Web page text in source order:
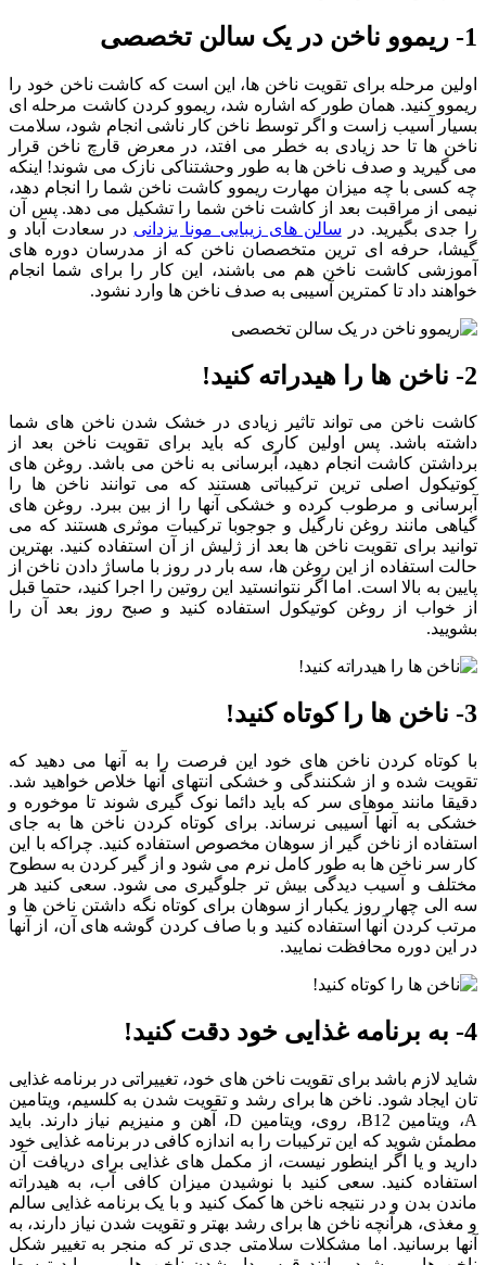
1- ریموو ناخن در یک سالن تخصصی
اولین مرحله برای تقویت ناخن ها، این است که کاشت ناخن خود را
ریموو کنید. همان طور که اشاره شد، ریموو کردن کاشت مرحله ای
بسیار آسیب زاست و اگر توسط ناخن کار ناشی انجام شود، سلامت
ناخن ها تا حد زیادی به خطر می افتد، در معرض قارچ ناخن قرار
می گیرید و صدف ناخن ها به طور وحشتناکی نازک می شوند! اینکه
چه کسی با چه میزان مهارت ریموو کاشت ناخن شما را انجام دهد،
نیمی از مراقبت بعد از کاشت ناخن شما را تشکیل می دهد. پس آن
را جدی بگیرید. در سالن های زیبایی مونا یزدانی در سعادت آباد و
گیشا، حرفه ای ترین متخصصان ناخن که از مدرسان دوره های
آموزشی کاشت ناخن هم می باشند، این کار را برای شما انجام
خواهند داد تا کمترین آسیبی به صدف ناخن ها وارد نشود.
2- ناخن ها را هیدراته کنید!
کاشت ناخن می تواند تاثیر زیادی در خشک شدن ناخن های شما
داشته باشد. پس اولین کاری که باید برای تقویت ناخن بعد از
برداشتن کاشت انجام دهید، آبرسانی به ناخن می باشد. روغن های
کوتیکول اصلی ترین ترکیباتی هستند که می توانند ناخن ها را
آبرسانی و مرطوب کرده و خشکی آنها را از بین ببرد. روغن های
گیاهی مانند روغن نارگیل و جوجوبا ترکیبات موثری هستند که می
توانید برای تقویت ناخن ها بعد از ژلیش از آن استفاده کنید. بهترین
حالت استفاده از این روغن ها، سه بار در روز با ماساژ دادن ناخن از
پایین به بالا است. اما اگر نتوانستید این روتین را اجرا کنید، حتما قبل
از خواب از روغن کوتیکول استفاده کنید و صبح روز بعد آن را
بشویید.
3- ناخن ها را کوتاه کنید!
با کوتاه کردن ناخن های خود این فرصت را به آنها می دهید که
تقویت شده و از شکنندگی و خشکی انتهای آنها خلاص خواهید شد.
دقیقا مانند موهای سر که باید دائما نوک گیری شوند تا موخوره و
خشکی به آنها آسیبی نرساند. برای کوتاه کردن ناخن ها به جای
استفاده از ناخن گیر از سوهان مخصوص استفاده کنید. چراکه با این
کار سر ناخن ها به طور کامل نرم می شود و از گیر کردن به سطوح
مختلف و آسیب دیدگی بیش تر جلوگیری می شود. سعی کنید هر
سه الی چهار روز یکبار از سوهان برای کوتاه نگه داشتن ناخن ها و
مرتب کردن آنها استفاده کنید و با صاف کردن گوشه های آن، از آنها
در این دوره محافظت نمایید.
4- به برنامه غذایی خود دقت کنید!
شاید لازم باشد برای تقویت ناخن های خود، تغییراتی در برنامه غذایی
تان ایجاد شود. ناخن ها برای رشد و تقویت شدن به کلسیم، ویتامین
A، ویتامین B12، روی، ویتامین D، آهن و منیزیم نیاز دارند. باید
مطمئن شوید که این ترکیبات را به اندازه کافی در برنامه غذایی خود
دارید و یا اگر اینطور نیست، از مکمل های غذایی برای دریافت آن
استفاده کنید. سعی کنید با نوشیدن میزان کافی آب، به هیدراته
ماندن بدن و در نتیجه ناخن ها کمک کنید و با یک برنامه غذایی سالم
و مغذی، هرآنچه ناخن ها برای رشد بهتر و تقویت شدن نیاز دارند، به
آنها برسانید. اما مشکلات سلامتی جدی تر که منجر به تغییر شکل